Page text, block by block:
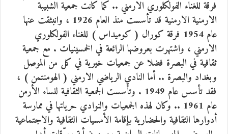
فرقة للغناء الفولكلوري الارمني .. كما كانت جمعية الشبيبة
الارمنية الارمنية قد تأسست منذ العام 1926 ، وانبثقت عنها
عام 1954 فرقة كورال ( كوميداس ) للغناء الفولكلوري
الارمني ، واشتهرت بعروضها الرائعة في الخمسينيات . مع جمعية
ثقافية في البصرة فضلا عن جمعيات خيرية في كل من الموصل
وبغداد والبصرة .. أما النادي الرياضي الارمني ( الهومنتمن ) ،
فقد تأسس عام 1949 . وتأسست الجمعية الثقافية لنساء الأرمن
عام 1961 .. وكان لهذه الجمعيات والنوادي حرياتها في ممارسة
أدوارها الثقافية والحضارية بإقامة الأمسيات الثقافية والاجتماعية